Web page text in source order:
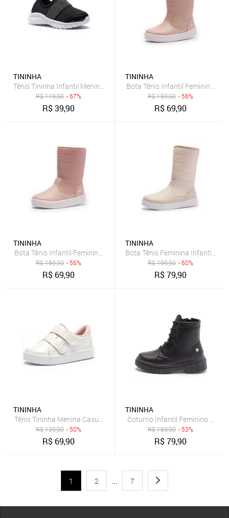
TININHA
Tênis Tininha Infantil Menina Calce Fácil Preto Lurex
R$119,90 - 67%
R$39,90
TININHA
Bota Tênis Infantil Feminina
R$159,90 - 56%
R$ 69,90
TININHA
Bota Tênis Infantil Feminina Tininha Menina Bordado Rosê
R$159,90 - 56%
R$ 69,90
TININHA
Bota Tênis Feminina Infantil
R$199,90 - 60%
R$79,90
TININHA
Tênis Tininha Menina Casual Gliter Branco
R$139,90 - 50%
R$ 69,90
TININHA
Coturno Infantil Feminino
R$169,90 - 53%
R$79,90
1 2 ... 7